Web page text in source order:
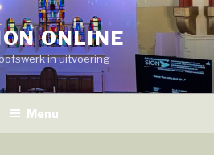
ONLINE
in uitvoering
Menu